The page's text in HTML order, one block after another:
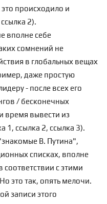
происходило и
ссылка 2).
вполне себе
сомнений не
в глобальных вещах
даже простую
- после всех его
/ бесконечных
время вывести из
1 , ссылка 2, ссылка 3).
В. Путина",
списках, вполне
соответствии с этими
это так, опять мелочи.
записи этого